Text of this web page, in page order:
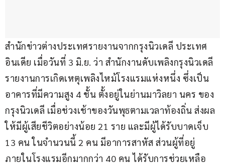
สำนักข่าวต่างประเทศรายงานจากกรุงนิวเดลี ประเทศ
อินเดีย เมื่อวันที่ 3 มิ.ย. ว่า สำนักงานดับเพลิงกรุงนิวเดลี
รายงานการเกิดเหตุเพลิงไหม้โรงแรมแห่งหนึ่ง ซึ่งเป็น
อาคารที่มีความสูง 4 ชั้น ตั้งอยู่ในย่านมาวิลยา นคร ของ
กรุงนิวเดลี เมื่อช่วงเช้าของวันพุธตามเวลาท้องถิ่น ส่งผล
ให้มีผู้เสียชีวิตอย่างน้อย 21 ราย และมีผู้ได้รับบาดเจ็บ
13 คน ในจำนวนนี้ 2 คน มีอาการสาหัส ส่วนผู้ที่อยู่
ภายในโรงแรมอีกมากกว่า 40 คน ได้รับการช่วยเหลือ